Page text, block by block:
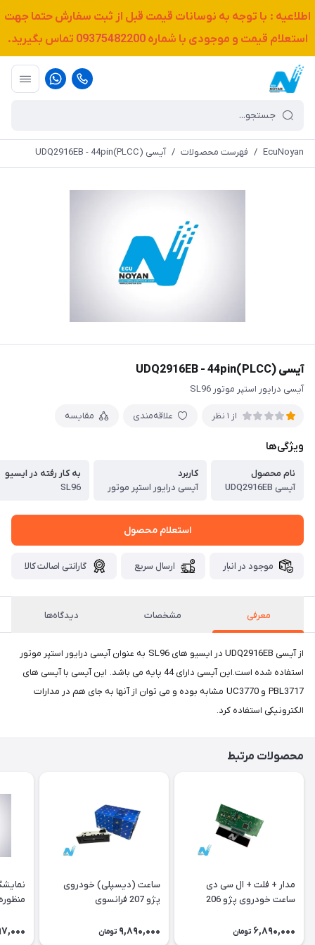
اطلاعیه : با توجه به نوسانات قیمت قبل از ثبت سفارش حتما جهت
استعلام قیمت و موجودی با شماره09375482200 تماس بگیرید.
EcuNoyan
/ فهرست محصولات / آیسی UDQ2916EB - 44pin(PLCC)
آیسی UDQ2916EB - 44pin(PLCC)
آیسی درایور استپر موتور SL96
از 1 نظر علاقه‌مندی مقایسه
ویژگی‌ها
نام محصول
آیسی UDQ2916EB
کاربرد
آیسی درایور استپر موتور
به کار رفته در ایسیو
SL96
استعلام محصول
موجود در انبار ارسال سریع گارانتی اصالت کالا
معرفی مشخصات دیدگاه‌ها
از آیسی UDQ2916EB در ایسیو های SL96 به عنوان آیسی درایور استپر موتور
استفاده شده است.این آیسی دارای 44 پایه می باشد. این آیسی با آیسی های
PBL3717 و UC3770 مشابه بوده و می توان از آنها به جای هم در مدارات
الکترونیکی استفاده کرد.
محصولات مرتبط
مدار + فلت + ال سی دی
ساعت خودروی پژو 206
6,890,000 تومان
ساعت (دیسپلی) خودروی
پژو 207 فرانسوی
9,890,000 تومان